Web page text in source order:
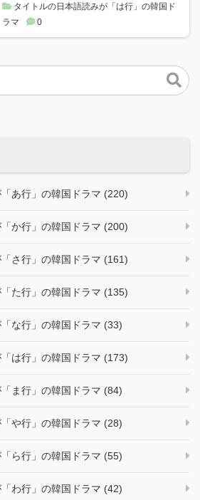
タイトルの日本語読みが「は行」の韓国ド
ラマ
0
あ行」の韓国ドラマ (220)
か行」の韓国ドラマ (200)
さ行」の韓国ドラマ (161)
た行」の韓国ドラマ (135)
な行」の韓国ドラマ (33)
は行」の韓国ドラマ (173)
ま行」の韓国ドラマ (84)
や行」の韓国ドラマ (28)
ら行」の韓国ドラマ (55)
わ行」の韓国ドラマ (42)